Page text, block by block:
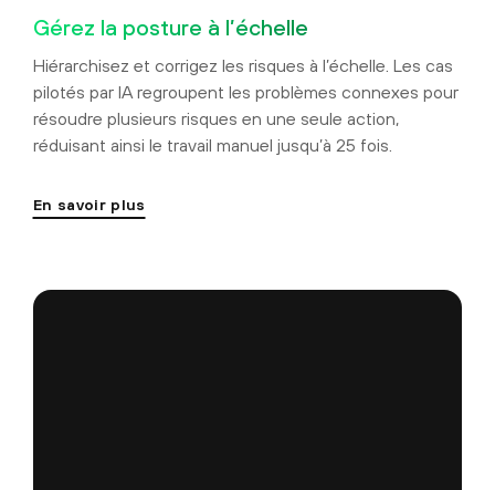
Gérez la posture à l’échelle
Hiérarchisez et corrigez les risques à l’échelle. Les cas
pilotés par IA regroupent les problèmes connexes pour
résoudre plusieurs risques en une seule action,
réduisant ainsi le travail manuel jusqu’à 25 fois.
En savoir plus